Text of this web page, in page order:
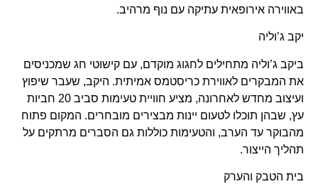
באווירה אירופאית עתיקה עם נוף מרהיב.
יקב ג’וליה
ביקב ג’וליה מתחילים לחגוג מוקדם, עם קישוטי חג שמכניסים
את המבקרים לאווירת כריסטמס אמיתית. היקב, שעבר שיפוץ
ועיצוב מחדש לאחרונה, מציע חוויית טעימות סביב 20 חביות
עץ, שבהן תוכלו לטעום יינות מבצירים מובחרים. המקום פתוח
מהבוקר עד הערב, והטעימות כוללות גם הסברים מרתקים על
תהליך הייצור.
בית הטבק והערק